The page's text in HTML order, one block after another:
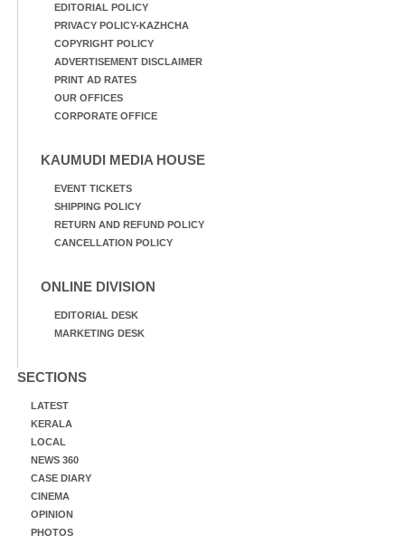
EDITORIAL POLICY
PRIVACY POLICY-KAZHCHA
COPYRIGHT POLICY
ADVERTISEMENT DISCLAIMER
PRINT AD RATES
OUR OFFICES
CORPORATE OFFICE
KAUMUDI MEDIA HOUSE
EVENT TICKETS
SHIPPING POLICY
RETURN AND REFUND POLICY
CANCELLATION POLICY
ONLINE DIVISION
EDITORIAL DESK
MARKETING DESK
SECTIONS
LATEST
KERALA
LOCAL
NEWS 360
CASE DIARY
CINEMA
OPINION
PHOTOS